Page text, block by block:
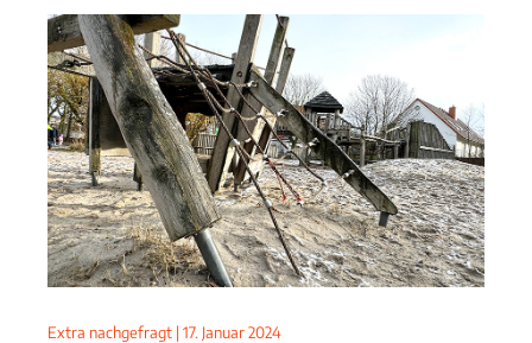
Extra nachgefragt | 17. Januar 2024